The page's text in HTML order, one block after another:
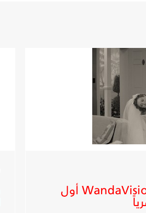
شبكة OSN تعرض مسلسل WandaVision أول